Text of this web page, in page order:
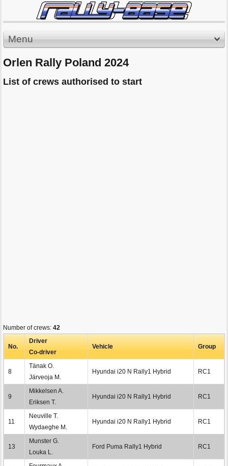
Menu
Orlen Rally Poland 2024
List of crews authorised to start
Number of crews: 42
No.
Driver
Co-driver
Vehicle Group
8
Tänak O.
Järveoja M.
Hyundai i20 N Rally1 Hybrid RC1
9
Mikkelsen A.
Eriksen T.
Hyundai i20 N Rally1 Hybrid RC1
11
Neuville T.
Wydaeghe M.
Hyundai i20 N Rally1 Hybrid RC1
13
Munster G.
Louka L.
Ford Puma Rally1 Hybrid RC1